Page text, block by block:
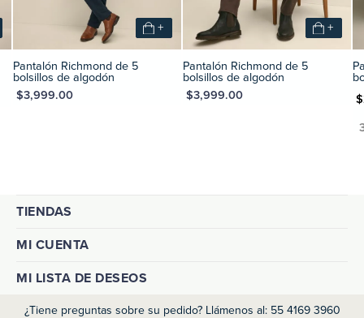
+
Pantalón Richmond de 5
bolsillos de algodón
$3,999.00
+
Pantalón Richmond de 5
bolsillos de algodón
MXN $3,999.00
MXN
TIENDAS
MI CUENTA
MI LISTA DE DESEOS
¿Tiene preguntas sobre su pedido? Llámenos al: 55 4169 3960